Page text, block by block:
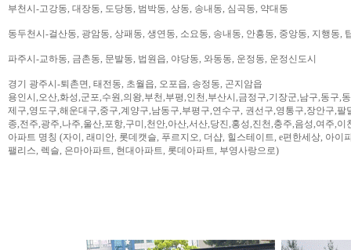
부천시-고강동, 대장동, 도당동, 범박동, 상동, 송내동, 심곡동, 약대동
동두천시-걸산동, 광암동, 상패동, 생연동, 소요동, 송내동, 안흥동, 중앙동, 지행동,
파주시-교하동, 금촌동, 문발동, 법원읍, 야당동, 와동동, 운정동, 운정신도시
경기 광주시-퇴촌면, 태전동, 초월읍, 오포읍, 송정동, 곤지암읍
용인시,오산,화성,군포,수원,의왕,부천,부평,인천,부산시,금정구,기장군,남구,동구,
제구,영도구,해운대구,중구,계양구,남동구,부평구,연수구, 권선구,영통구,장안구,
종,전주,광주,나주,울산,포항,구미,천안,아산,서산,당진,홍성,진천,충주,음성,여주,이
아파트 명칭 (자이, 래미안, 롯데캣슬, 푸르지오, 더샵, 힐스테이트, e편한세상, 아이
팰리스, 렉슬, 은마아파트, 현대아파트, 롯데아파트, 부영사랑으로)